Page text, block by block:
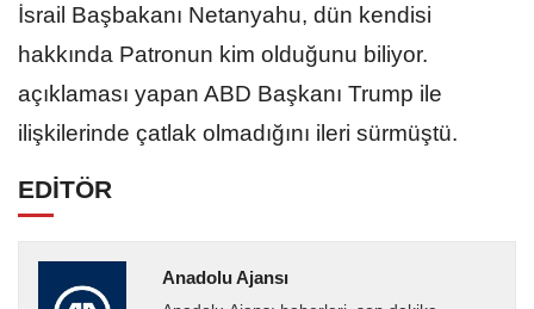
İsrail Başbakanı Netanyahu, dün kendisi
hakkında Patronun kim olduğunu biliyor.
açıklaması yapan ABD Başkanı Trump ile
ilişkilerinde çatlak olmadığını ileri sürmüştü.
EDİTÖR
Anadolu Ajansı